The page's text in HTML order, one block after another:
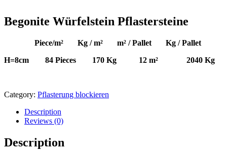
Begonite Würfelstein Pflastersteine
Piece/m² Kg / m² m² / Pallet Kg / Pallet
H=8cm 84 Pieces 170 Kg 12 m² 2040 Kg
Category: Pflasterung blockieren
Description
Reviews (0)
Description